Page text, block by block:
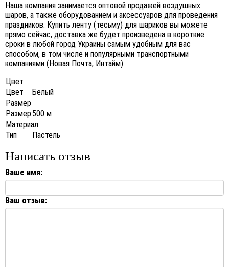
Наша компания занимается оптовой продажей воздушных
шаров, а также оборудованием и аксессуаров для проведения
праздников. Купить ленту (тесьму) для шариков вы можете
прямо сейчас, доставка же будет произведена в короткие
сроки в любой город Украины самым удобным для вас
способом, в том числе и популярными транспортными
компаниями (Новая Почта, Интайм).
Цвет
Цвет
Белый
Размер
Размер500 м
Материал
Тип
Пастель
Написать отзыв
Ваше имя:
Ваш отзыв: